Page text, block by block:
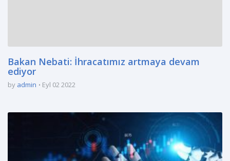
Bakan Nebati: İhracatımız artmaya devam
ediyor
by admin Eyl 02 2022